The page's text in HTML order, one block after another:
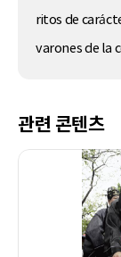
ritos de
varones de la
관련 콘텐츠